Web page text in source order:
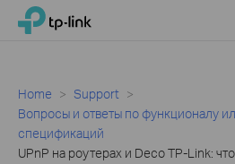
Click
navigation
TP-Link, Reliably Smart
Home
Support
Вопросы и ответы по функционалу
спецификаций
UPnP на роутерах и Deco TP-Link: